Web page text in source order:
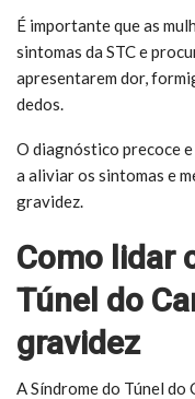
É importante que as
sintomas da STC e
apresentarem dor,
dedos.
O diagnóstico precoce
a aliviar os sintomas e
gravidez.
Como lidar
Túnel do
gravidez
A Síndrome do Túnel do